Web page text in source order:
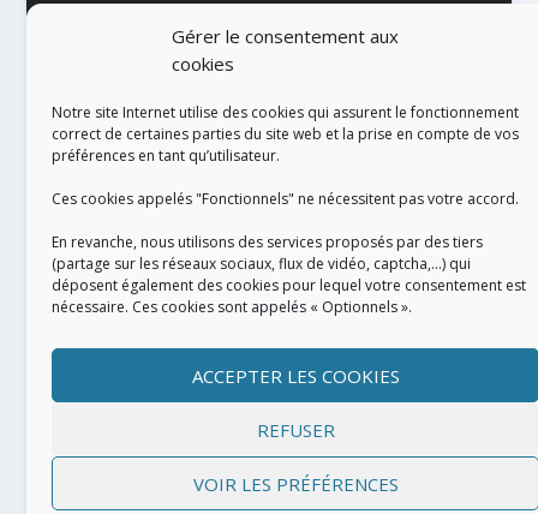
Gérer le consentement aux
cookies
Notre site Internet utilise des cookies qui assurent le fonctionnement
correct de certaines parties du site web et la prise en compte de vos
préférences en tant qu’utilisateur.
Ces cookies appelés "Fonctionnels" ne nécessitent pas votre accord.
En revanche, nous utilisons des services proposés par des tiers
(partage sur les réseaux sociaux, flux de vidéo, captcha,...) qui
déposent également des cookies pour lequel votre consentement est
nécessaire. Ces cookies sont appelés « Optionnels ».
ACCEPTER LES COOKIES
REFUSER
VOIR LES PRÉFÉRENCES